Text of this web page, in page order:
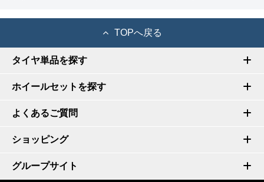
TOPへ戻る
タイヤ単品を探す
ホイールセットを探す
よくあるご質問
ショッピング
グループサイト